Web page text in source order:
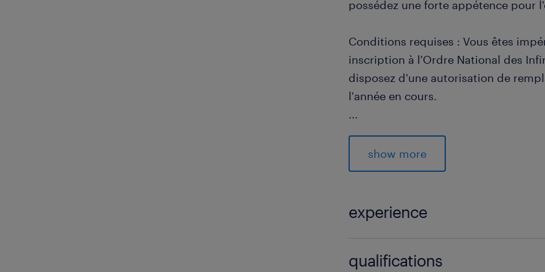
possédez une forte appétence pour
Conditions requises : Vous êtes
inscription à l'Ordre National des
disposez d'une autorisation de
l'année en cours.
...
Qualités recherchées : Au-delà de
techniques, vous êtes reconnu(e)
votre douceur auprès des personnes
sens de l'organisation vous
rapidement à la tournée.
Cette opportunité vous intéresse ?
show more
experience
qualifications